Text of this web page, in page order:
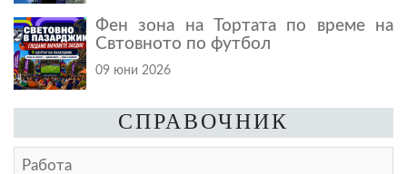
Фен зона на Тортата по време на
Свтовното по футбол
09 юни 2026
СПРАВОЧНИК
Работа